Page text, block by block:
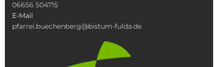
06656 504715
E-Mail
pfarrei.buechenberg@bistum-fulda.de